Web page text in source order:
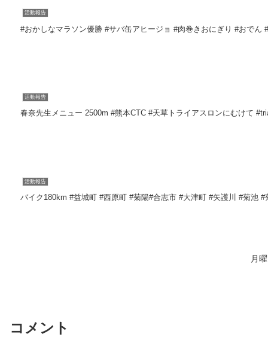
活動報告
活動報告
春奈先生
活動報告
バイク180km #益城町 #西原町 #菊陽#合志市 #大津町 #矢
月
コメント